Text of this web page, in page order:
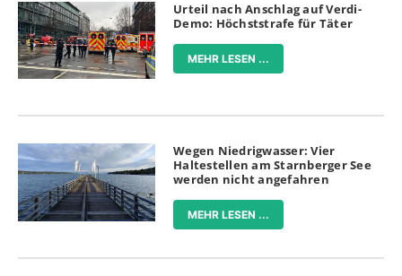
Urteil nach Anschlag auf Verdi-
Demo: Höchststrafe für Täter
MEHR LESEN ...
Wegen Niedrigwasser: Vier
Haltestellen am Starnberger See
werden nicht angefahren
MEHR LESEN ...